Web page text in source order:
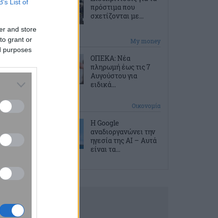
List of
and store
grant or
purposes
πρόστιμα που
σχετίζονται με...
2 ώρες πριν My money
ΟΠΕΚΑ: Νέα
πληρωμή έως τις 7
Αυγούστου για
ειδικά...
Οικονομία
Η Google
αναδιοργανώνει την
ηγεσία της AI – Αυτά
είναι τα...